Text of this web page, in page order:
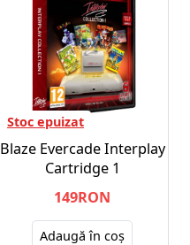
Stoc epuizat
Blaze Evercade Interplay
Cartridge 1
149RON
Adaugă în coş